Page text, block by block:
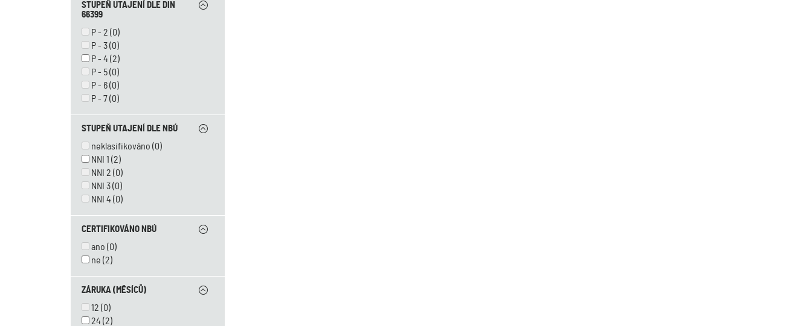
STUPEŇ UTAJENÍ DLE DIN
66399
P - 2 (0)
P - 3(0)
P - 4 (2)
P - 5(0)
P - 6(0)
P - 7(0)
STUPEŇ UTAJENÍ DLE NBÚ
neklasifikováno (0)
NNI 1 (2)
NNI 2 (0)
NNI 3(0)
NNI 4 (0)
CERTIFIKOVÁNO NBÚ
ano (0)
ne (2)
ZÁRUKA (MĚSÍCŮ)
12 (0)
24 (2)